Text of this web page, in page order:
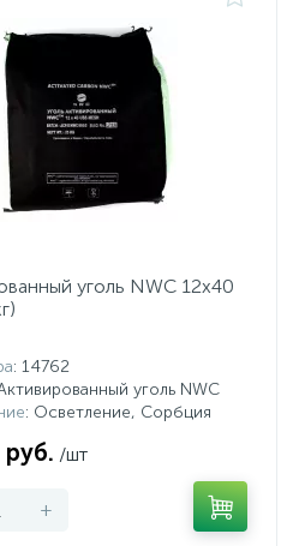
уголь NWC 12x40
: 14762
уголь NWC
: Осветление, Сорбция
руб. /шт
+